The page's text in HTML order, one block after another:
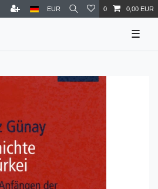
EUR 0 0,00 EUR
☰